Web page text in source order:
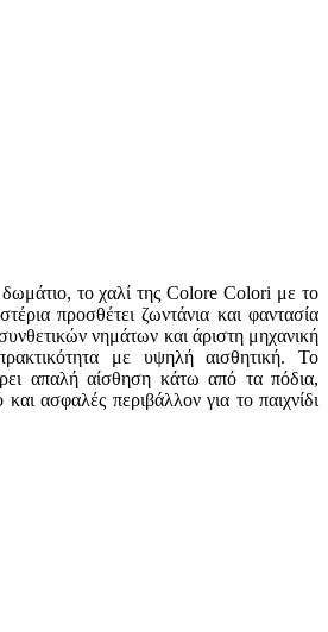
δωμάτιο, το χαλί της Colore Colori με το
προσθέτει ζωντάνια και φαντασία
νημάτων και άριστη μηχανική
με υψηλή αισθητική. Το
απαλή αίσθηση κάτω από τα πόδια,
ασφαλές περιβάλλον για το παιχνίδι